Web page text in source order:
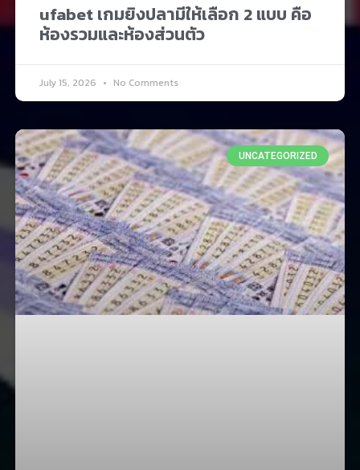
ufabet เกมยิงปลามีให้เลือก 2 แบบ คือ
ห้องรวมและห้องส่วนตัว
July 15, 2026 No Comments
UNCATEGORIZED